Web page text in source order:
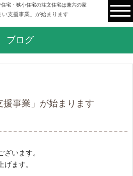
宅・狭小住宅の注文住宅は兼六の家
い支援事業」が始まります
ブログ
援事業」が始まります
います。
ます。